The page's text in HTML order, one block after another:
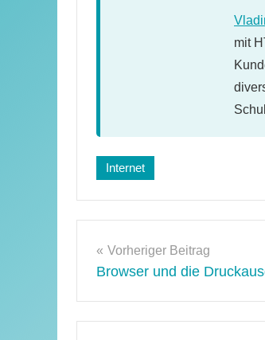
mit
Internet
Beitragsnavigation
Vorheriger Beitrag
Browser und die